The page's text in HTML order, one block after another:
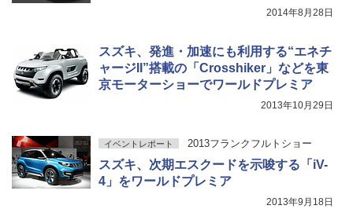
2014年8月28日
スズキ、発進・加速にも利用する“エネチ
ャージII”搭載の「Crosshiker」などを東
京モーターショーでワールドプレミア
2013年10月29日
イベントレポート 2013フランクフルトショー
スズキ、次期エスクードを示唆する「iV-
4」をワールドプレミア
2013年9月18日